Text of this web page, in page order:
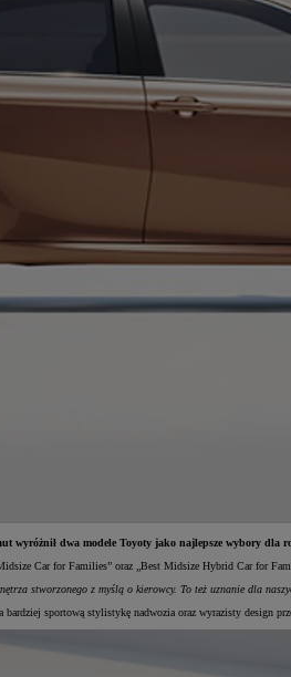
wyróżnił dwa modele Toyoty jako najlepsze wybory dla
Car for Families” oraz „Best Midsize Hybrid Car for
stworzonego z myślą o kierowcy. To też uznanie dla
sportową stylistykę nadwozia oraz wyrazisty design